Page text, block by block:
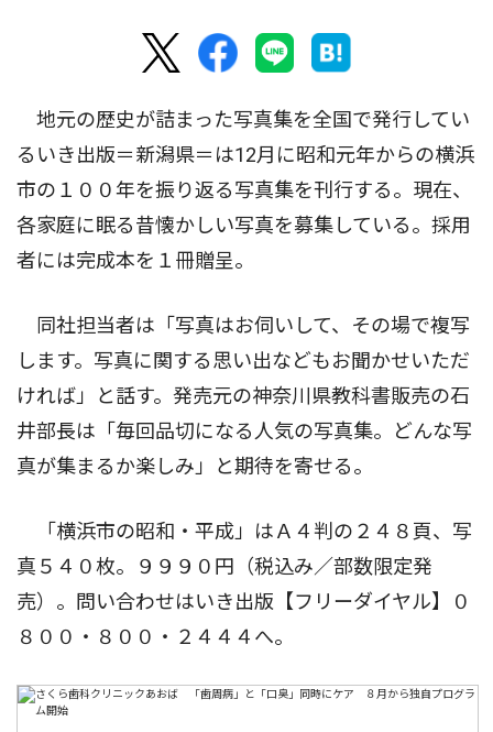
地元の歴史が詰まった写真集を全国で発行してい
るいき出版＝新潟県＝は12月に昭和元年からの横浜
市の１００年を振り返る写真集を刊行する。現在、
各家庭に眠る昔懐かしい写真を募集している。採用
者には完成本を１冊贈呈。
同社担当者は「写真はお伺いして、その場で複写
します。写真に関する思い出などもお聞かせいただ
ければ」と話す。発売元の神奈川県教科書販売の石
井部長は「毎回品切になる人気の写真集。どんな写
真が集まるか楽しみ」と期待を寄せる。
「横浜市の昭和・平成」はＡ４判の２４８頁、写
真５４０枚。９９９０円（税込み／部数限定発
売）。問い合わせはいき出版【フリーダイヤル】０
８００・８００・２４４４へ。